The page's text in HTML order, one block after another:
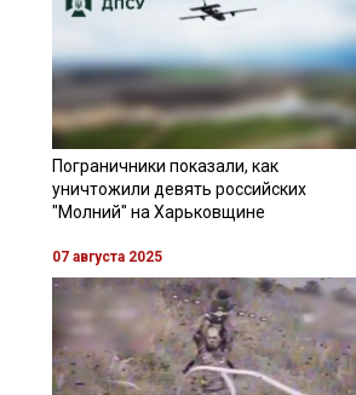
Пограничники показали, как
уничтожили девять российских
"Молний" на Харьковщине
07 августа 2025